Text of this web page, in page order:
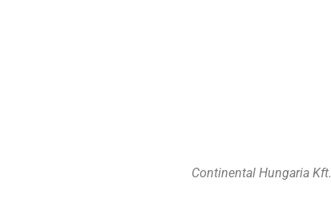
Continental Hungaria Kft.